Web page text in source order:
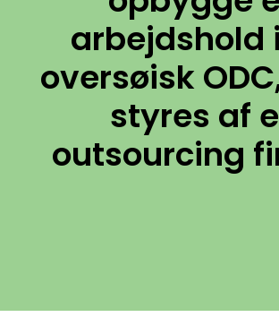
arbejdshold
oversøisk
styres af
outsourcing